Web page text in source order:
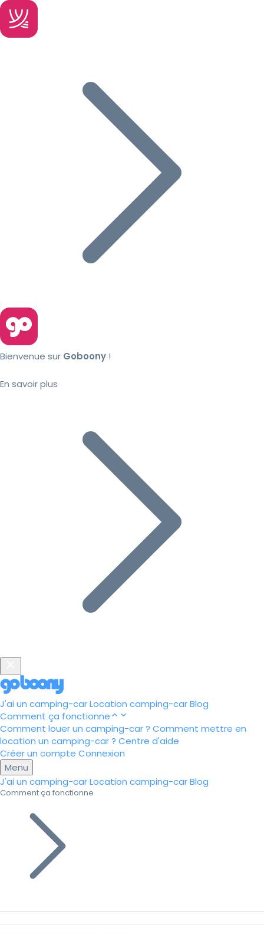
Bienvenue sur Goboony !
En savoir plus
J'ai un camping-carLocation camping-carBlog
Comment ça fonctionne
Comment louer un camping-car ? Comment mettre en
location un camping-car ? Centre d'aide
Créer un compte Connexion
Menu
J'ai un camping-carLocation camping-carBlog
Comment ça fonctionne